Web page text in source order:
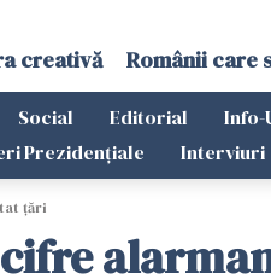
creativă Românii care
Social Editorial Info-
Prezidențiale Interviuri
țări